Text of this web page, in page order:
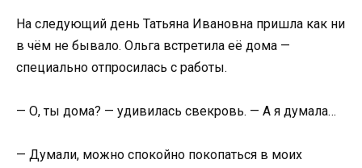
На следующий день Татьяна Ивановна пришла как ни
в чём не бывало. Ольга встретила её дома —
специально отпросилась с работы.
— О, ты дома? — удивилась свекровь. — А я думала…
— Думали, можно спокойно покопаться в моих